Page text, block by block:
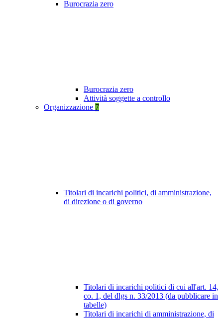
Burocrazia zero
Burocrazia zero
Attività soggette a controllo
Organizzazione 7
Titolari di incarichi politici, di amministrazione,
di direzione o di governo
Titolari di incarichi politici di cui all'art. 14,
co. 1, del dlgs n. 33/2013 (da pubblicare in
tabelle)
Titolari di incarichi di amministrazione, di